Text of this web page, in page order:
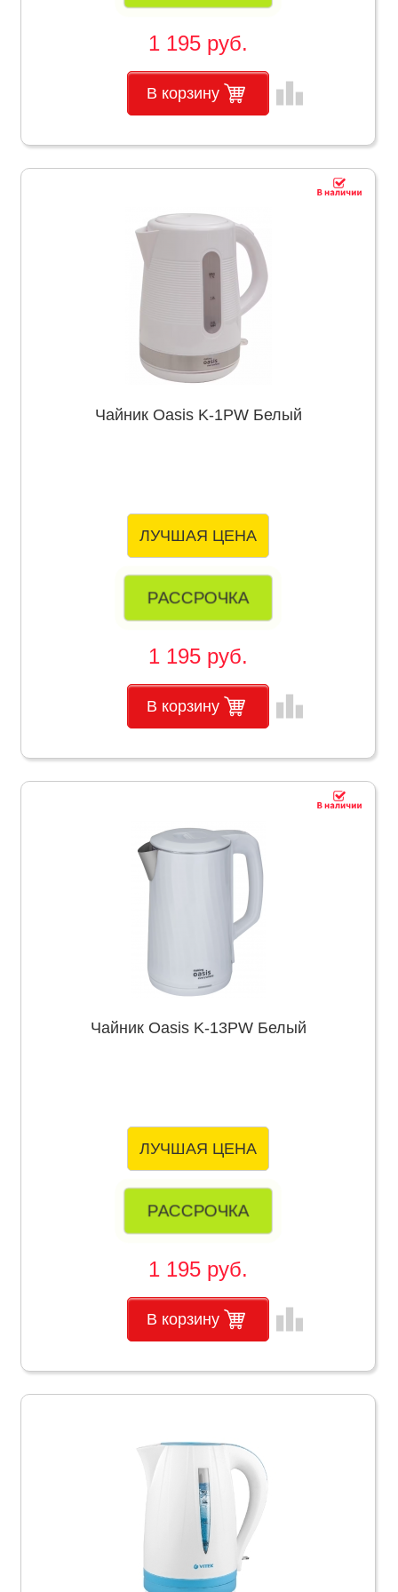
1 195 руб.
В корзину leaderboard
Чайник Oasis K-1PW Белый
ЛУЧШАЯ ЦЕНА
РАССРОЧКА
1 195 руб.
В корзину leaderboard
Чайник Oasis K-13PW Белый
ЛУЧШАЯ ЦЕНА
РАССРОЧКА
1 195 руб.
В корзину leaderboard